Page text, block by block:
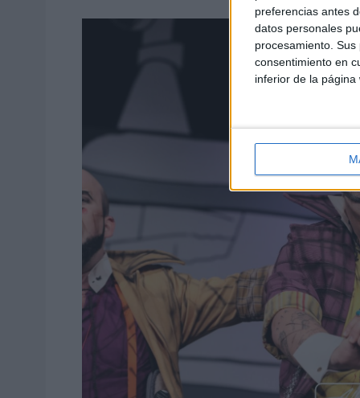
preferencias antes
datos personales
procesamiento.
consentimiento en
inferior de la página